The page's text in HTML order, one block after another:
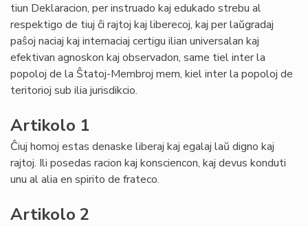
tiun Deklaracion, per instruado kaj edukado strebu al
respektigo de tiuj ĉi rajtoj kaj liberecoj, kaj per laŭgradaj
paŝoj naciaj kaj internaciaj certigu ilian universalan kaj
efektivan agnoskon kaj observadon, same tiel inter la
popoloj de la Ŝtatoj-Membroj mem, kiel inter la popoloj de
teritorioj sub ilia jurisdikcio.
Artikolo 1
Ĉiuj homoj estas denaske liberaj kaj egalaj laŭ digno kaj
rajtoj. Ili posedas racion kaj konsciencon, kaj devus konduti
unu al alia en spirito de frateco.
Artikolo 2